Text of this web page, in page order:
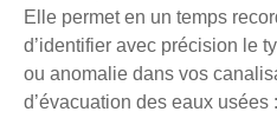
Elle permet en un temps
d’identifier avec précision le
ou anomalie dans vos
d’évacuation des eaux usées :